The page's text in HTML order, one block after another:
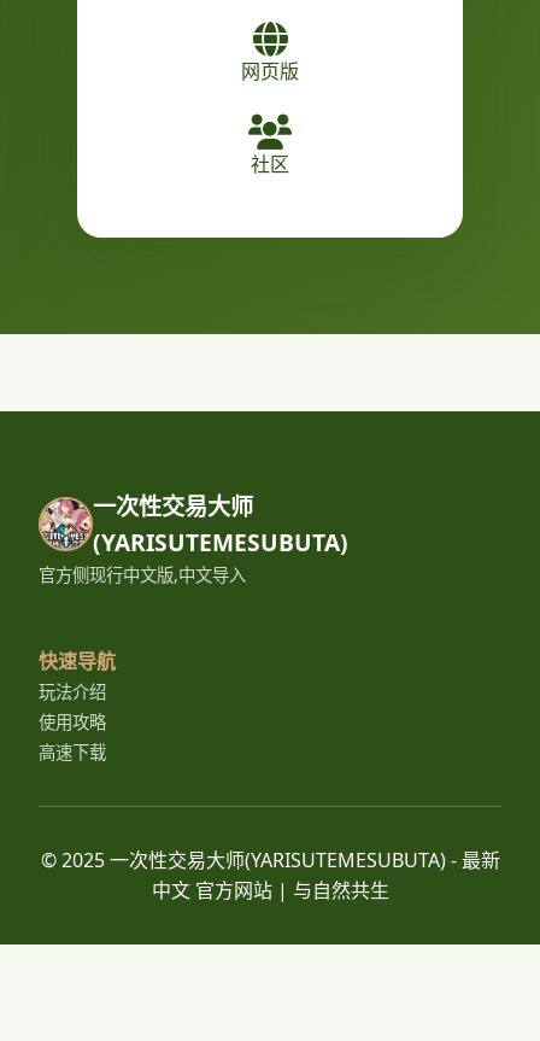
网页版
社区
一次性交易大师
(YARISUTEMESUBUTA)
官方侧现行中文版,中文导入
快速导航
玩法介绍
使用攻略
高速下载
© 2025 一次性交易大师(YARISUTEMESUBUTA) - 最新
中文 官方网站 | 与自然共生